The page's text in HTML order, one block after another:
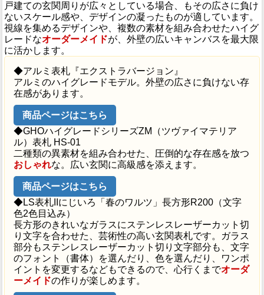
戸建ての玄関周りが広々としている場合、もその広さに負け
ないスケール感や、デザインの凝ったものが適しています。
視線を集めるデザインや、複数の素材を組み合わせたハイグ
レードなオーダーメイドが、外壁の広いキャンバスを最大限
に活かします。
◆アルミ表札『エクストラバージョン』
アルミのハイグレードモデル。外壁の広さに負けない存
在感があります。
商品ページはこちら
◆GHOハイグレードシリーズZM（ツヴァイマテリア
ル）表札 HS-01
二種類の異素材を組み合わせた、圧倒的な存在感を放つ
おしゃれな。広い玄関に高級感を添えます。
商品ページはこちら
◆LS表札IIにじいろ「春のワルツ」長方形R200（文字
色2色目込み）
長方形のきれいなガラスにステンレスレーザーカット切
り文字を合わせた、芸術性の高い玄関表札です。ガラス
部分もステンレスレーザーカット切り文字部分も、文字
のフォント（書体）を選んだり、色を選んだり、ワンポ
イントを変更するなどもできるので、心行くまでオーダ
ーメイドの作りが楽しめます。